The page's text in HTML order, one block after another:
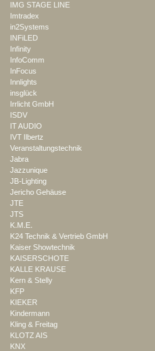
IMG STAGE LINE
Imtradex
in2Systems
INFiLED
Infinity
InfoComm
InFocus
Innlights
insglück
Irrlicht GmbH
ISDV
IT AUDIO
IVT Ilbertz
Veranstaltungstechnik
Jabra
Jazzunique
JB-Lighting
Jericho Gehäuse
JTE
JTS
K.M.E.
K24 Technik & Vertrieb GmbH
Kaiser Showtechnik
KAISERSCHOTE
KALLE KRAUSE
Kern & Stelly
KFP
KIEKER
Kindermann
Kling & Freitag
KLOTZ AIS
KNX